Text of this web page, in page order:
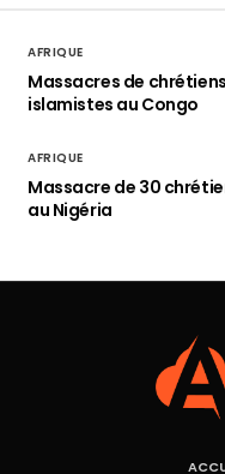
AFRIQUE
Massacres de
islamistes au Congo
AFRIQUE
Massacre de 30
au Nigéria